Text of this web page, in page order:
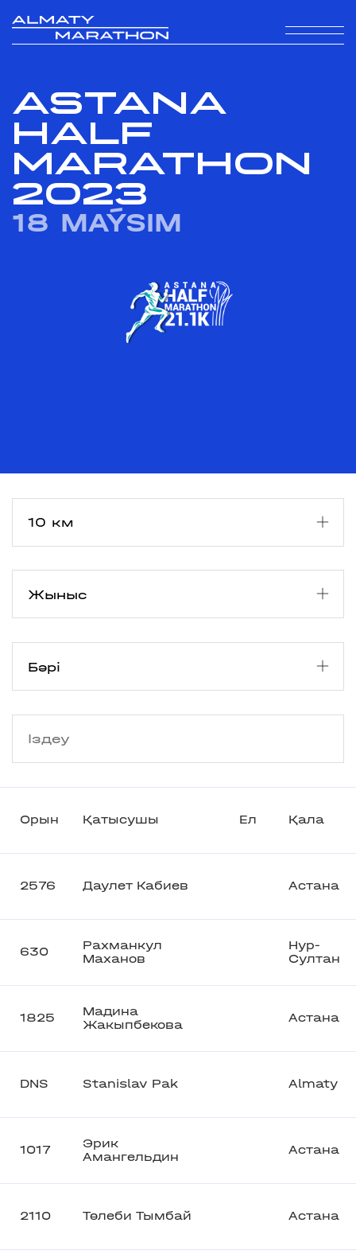
ASTANA
HALF
MARATHON
2023
18 MAÝSIM
Орын Қатысушы Ел Қала
2576 Даулет Кабиев Астана
630
Рахманкул
Маханов
Нур-
Султан
1825
Мадина
Жакыпбекова
Астана
DNS Stanislav Pak Almaty
1017
Эрик
Амангельдин
Астана
2110 Төлеби Тымбай Астана